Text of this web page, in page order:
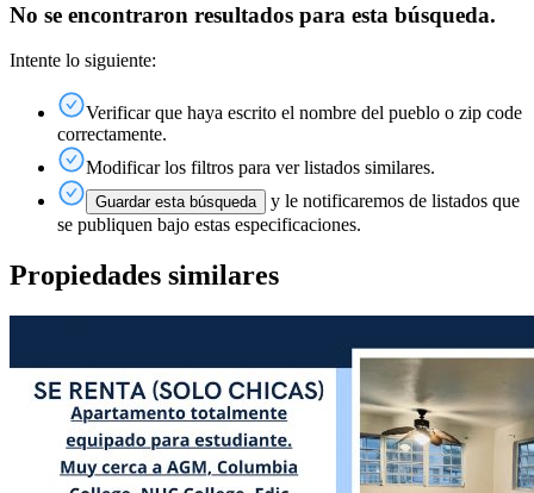
No se encontraron resultados para esta búsqueda.
Intente lo siguiente:
Verificar que haya escrito el nombre del pueblo o zip code
correctamente.
Modificar los filtros para ver listados similares.
Guardar esta búsqueda
y le notificaremos de listados que
se publiquen bajo estas especificaciones.
Propiedades similares